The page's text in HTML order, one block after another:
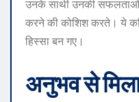
उनके साथी उनकी सफलताओं
करने की कोशिश करते। ये
हिस्सा बन गए।
अनुभव से